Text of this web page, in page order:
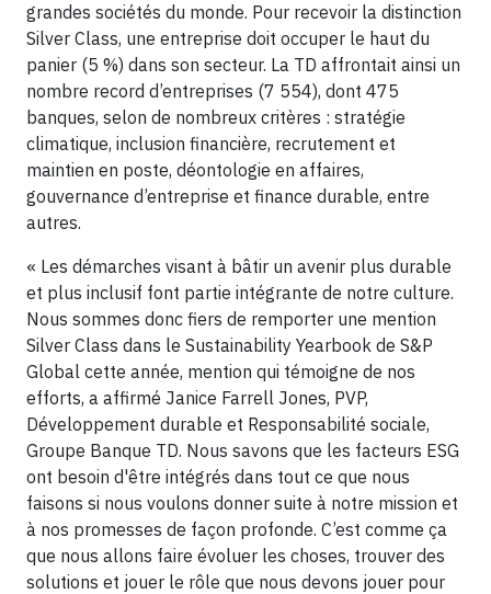
grandes sociétés du monde. Pour recevoir la distinction
Silver Class, une entreprise doit occuper le haut du
panier (5 %) dans son secteur. La TD affrontait ainsi un
nombre record d’entreprises (7 554), dont 475
banques, selon de nombreux critères : stratégie
climatique, inclusion financière, recrutement et
maintien en poste, déontologie en affaires,
gouvernance d’entreprise et finance durable, entre
autres.
« Les démarches visant à bâtir un avenir plus durable
et plus inclusif font partie intégrante de notre culture.
Nous sommes donc fiers de remporter une mention
Silver Class dans le Sustainability Yearbook de S&P
Global cette année, mention qui témoigne de nos
efforts, a affirmé Janice Farrell Jones, PVP,
Développement durable et Responsabilité sociale,
Groupe Banque TD. Nous savons que les facteurs ESG
ont besoin d'être intégrés dans tout ce que nous
faisons si nous voulons donner suite à notre mission et
à nos promesses de façon profonde. C’est comme ça
que nous allons faire évoluer les choses, trouver des
solutions et jouer le rôle que nous devons jouer pour